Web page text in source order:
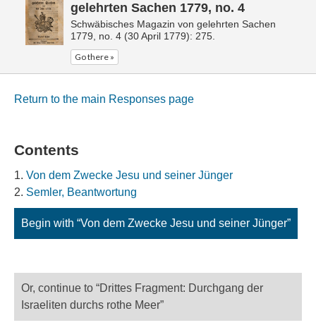
gelehrten Sachen 1779, no. 4
Schwäbisches Magazin von gelehrten Sachen
1779, no. 4 (30 April 1779): 275.
Go there »
Return to the main Responses page
Contents
Von dem Zwecke Jesu und seiner Jünger
Semler, Beantwortung
Begin with “Von dem Zwecke Jesu und seiner Jünger”
Or, continue to “Drittes Fragment: Durchgang der
Israeliten durchs rothe Meer”